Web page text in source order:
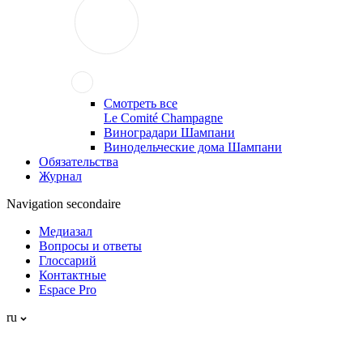
Смотреть все
Le Comité Champagne
Виноградари Шампани
Винодельческие дома Шампани
Обязательства
Журнал
Navigation secondaire
Медиазал
Вопросы и ответы
Глоссарий
Контактные
Espace Pro
ru